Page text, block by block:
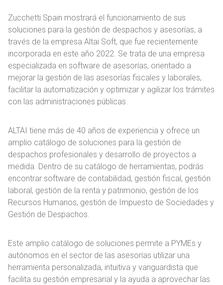
Zucchetti Spain mostrará el funcionamiento de sus
soluciones para la gestión de despachos y asesorías, a
través de la empresa Altai Soft, que fue recientemente
incorporada en este año 2022. Se trata de una empresa
especializada en software de asesorías, orientado a
mejorar la gestión de las asesorías fiscales y laborales,
facilitar la automatización y optimizar y agilizar los trámites
con las administraciones públicas.
ALTAI tiene más de 40 años de experiencia y ofrece un
amplio catálogo de soluciones para la gestión de
despachos profesionales y desarrollo de proyectos a
medida. Dentro de su catálogo de herramientas, podrás
encontrar software de contabilidad, gestión fiscal, gestión
laboral, gestión de la renta y patrimonio, gestión de los
Recursos Humanos, gestión de Impuesto de Sociedades y
Gestión de Despachos.
Este amplio catálogo de soluciones permite a PYMEs y
autónomos en el sector de las asesorías utilizar una
herramienta personalizada, intuitiva y vanguardista que
facilita su gestión empresarial y la ayuda a aprovechar las